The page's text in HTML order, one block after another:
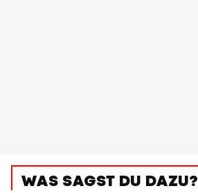
WAS SAGST DU DAZU?